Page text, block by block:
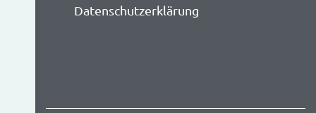
Datenschutzerklärung